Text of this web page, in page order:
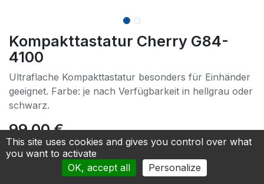
Kompakttastatur Cherry G84-
4100
Ultraflache Kompakttastatur besonders für Einhänder
geeignet. Farbe: je nach Verfügbarkeit in hellgrau oder
schwarz.
99.00€
Add to cart
This site uses cookies and gives you control over what
you want to activate
OK, accept all
Personalize